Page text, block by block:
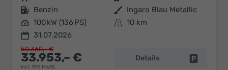
Kraftstoff Benzin Außenfarbe Ingaro Blau Metallic
Leistung 100 kW (136 PS) Kilometerstand 10 km
31.07.2026
33.953,– €
incl. 19% MwSt.
50.360,– €
Details